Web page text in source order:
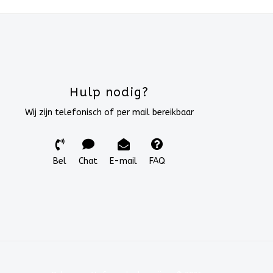
Hulp nodig?
Wij zijn telefonisch of per mail bereikbaar
Bel Chat E-mail FAQ